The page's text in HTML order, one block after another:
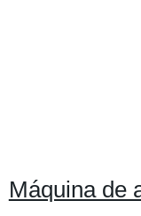
Máquina de